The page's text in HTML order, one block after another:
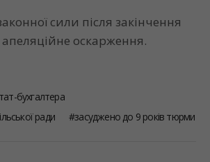
сили після закінчення
оскарження.
бухгалтера
ради
засуджено до 9 років тюрми